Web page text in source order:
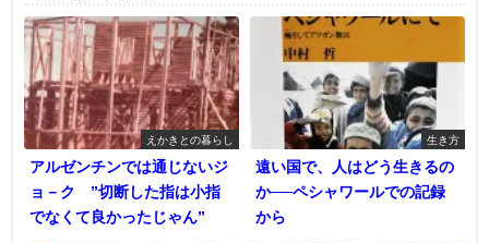
えかきとの暮らし
アルゼンチンでは通じないジ
ョ－ク ”切断した指は小指
でなくて良かったじゃん”
生き方
遠い国で、人はどう生きるの
か──ペシャワールでの記録
から